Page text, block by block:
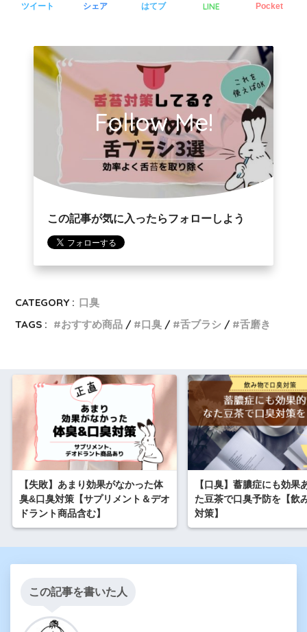
ツイート シェア はてブ LINE Pocket
Follow Me!
この記事が気に入ったらフォローしよう
CATEGORY : 口臭
TAGS :
おすすめ商品 口臭 舌ブラシ 舌磨き
【失敗】あまり効果がなかった体
臭&口臭対策【サプリメント＆デオ
ドラント商品含む】
【口臭】蓄膿症にも効果
た豆茶で口臭予防を【飲
対策】
この記事を書いた人